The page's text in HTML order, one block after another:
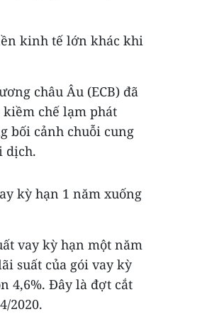
kinh tế lớn khác khi
châu Âu (ECB) đã
chế lạm phát
bối cảnh chuỗi cung
dịch.
kỳ hạn 1 năm xuống
vay kỳ hạn một năm
suất của gói vay kỳ
4,6%. Đây là đợt cắt
2020.